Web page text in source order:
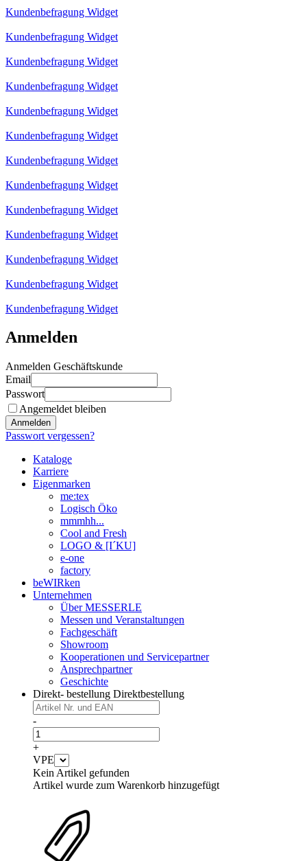
Kundenbefragung Widget
Kundenbefragung Widget
Kundenbefragung Widget
Kundenbefragung Widget
Kundenbefragung Widget
Kundenbefragung Widget
Kundenbefragung Widget
Kundenbefragung Widget
Kundenbefragung Widget
Kundenbefragung Widget
Kundenbefragung Widget
Kundenbefragung Widget
Kundenbefragung Widget
Anmelden
Anmelden Geschäftskunde
Email
Passwort
Angemeldet bleiben
Anmelden
Passwort vergessen?
Kataloge
Karriere
Eigenmarken
me:tex
Logisch Öko
mmmhh...
Cool and Fresh
LOGO & [I´KU]
e-one
factory
beWIRken
Unternehmen
Über MESSERLE
Messen und Veranstaltungen
Fachgeschäft
Showroom
Kooperationen und Servicepartner
Ansprechpartner
Geschichte
Direkt- bestellung Direktbestellung
-
+
VPE
Kein Artikel gefunden
Artikel wurde zum Warenkorb hinzugefügt